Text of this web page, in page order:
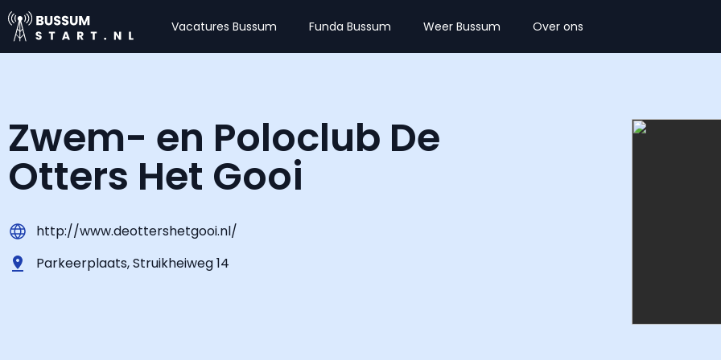
Vacatures Bussum Funda Bussum Weer Bussum Over ons
Zwem- en Poloclub De
Otters Het Gooi
http://www.deottershetgooi.nl/
Parkeerplaats, Struikheiweg 14